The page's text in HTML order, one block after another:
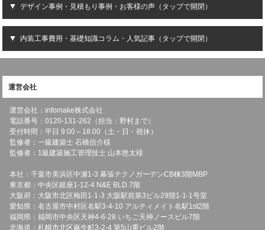
デザイン事例・見積もり事例・お客様の声（タップで開閉）
内装工事費用・基礎知識コラム・人気記事（タップで開閉）
運営会社
運営会社：infomake株式会社
電話番号：0120-131-262（担当：野村まで）
受付時間：平日 9:00～18:00（土・日・祝休）
監修者：一級建築士 石橋信介様
監修者：1級建築施工管理技士 山本悠太様
本社：千葉市美浜区中瀬1-3 幕張テクノガーデンCB棟3階MBP
東京都：中央区銀座1-12-4 N&E BLD.7階
大阪府：大阪市北区梅田1-1-3 大阪駅前第3ビル29階1-1-1号室
愛知県：名古屋市中村区名駅3-4-10 アルティメイト名駅1st2階
福岡県：福岡市中央区天神4-6-28 いちご天神ノースビル7階
北海道：札幌市北区麻生町3-2-4 第5山重ビル2階